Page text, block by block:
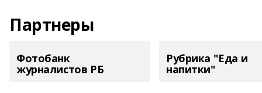
Партнеры
Фотобанк
журналистов РБ
Рубрика "Еда и
напитки"